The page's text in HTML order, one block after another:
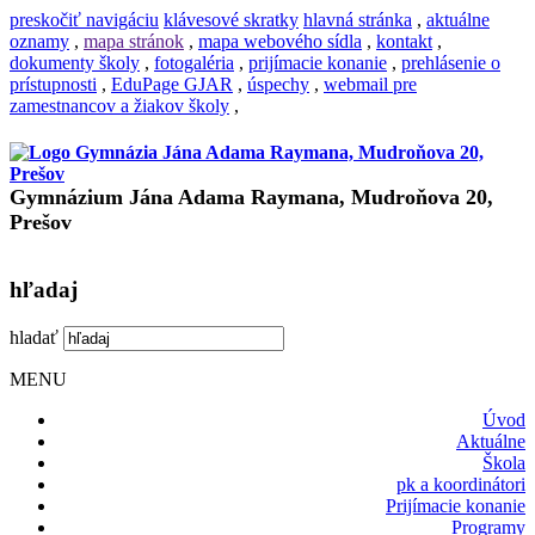
preskočiť navigáciu klávesové skratky hlavná stránka , aktuálne
oznamy , mapa stránok , mapa webového sídla , kontakt ,
dokumenty školy , fotogaléria , prijímacie konanie , prehlásenie o
prístupnosti , EduPage GJAR , úspechy , webmail pre
zamestnancov a žiakov školy ,
Gymnázium Jána Adama Raymana, Mudroňova 20,
Prešov
hľadaj
hladať
MENU
Úvod
Aktuálne
Škola
pk a koordinátori
Prijímacie konanie
Programy